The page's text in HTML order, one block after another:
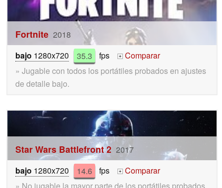
Fortnite 2018
bajo 1280x720 35.3 fps +
Comparar
» Jugable con todos los portátiles probados en ajustes
de detalle bajo.
Star Wars Battlefront 2 2017
bajo 1280x720 14.6 fps +
Comparar